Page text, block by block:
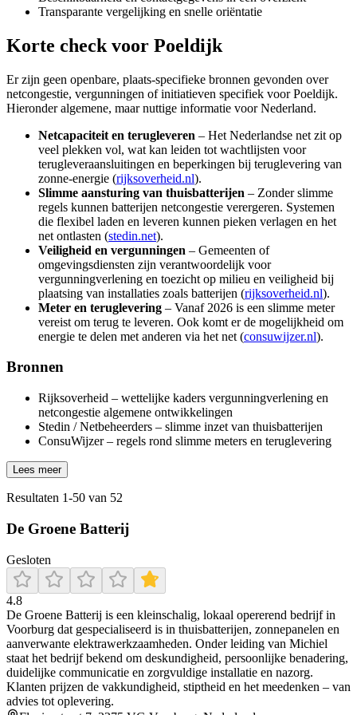
Transparante vergelijking en snelle oriëntatie
Korte check voor Poeldijk
Er zijn geen openbare, plaats-specifieke bronnen gevonden over
netcongestie, vergunningen of initiatieven specifiek voor Poeldijk.
Hieronder algemene, maar nuttige informatie voor Nederland.
Netcapaciteit en terugleveren – Het Nederlandse net zit op
veel plekken vol, wat kan leiden tot wachtlijsten voor
terugleveraansluitingen en beperkingen bij teruglevering van
zonne-energie (rijksoverheid.nl).
Slimme aansturing van thuisbatterijen – Zonder slimme
regels kunnen batterijen netcongestie verergeren. Systemen
die flexibel laden en leveren kunnen pieken verlagen en het
net ontlasten (stedin.net).
Veiligheid en vergunningen – Gemeenten of
omgevingsdiensten zijn verantwoordelijk voor
vergunningverlening en toezicht op milieu en veiligheid bij
plaatsing van installaties zoals batterijen (rijksoverheid.nl).
Meter en teruglevering – Vanaf 2026 is een slimme meter
vereist om terug te leveren. Ook komt er de mogelijkheid om
energie te delen met anderen via het net (consuwijzer.nl).
Bronnen
Rijksoverheid – wettelijke kaders vergunningverlening en
netcongestie algemene ontwikkelingen
Stedin / Netbeheerders – slimme inzet van thuisbatterijen
ConsuWijzer – regels rond slimme meters en teruglevering
Lees meer
Resultaten 1-50 van 52
De Groene Batterij
Gesloten
4.8
De Groene Batterij is een kleinschalig, lokaal opererend bedrijf in
Voorburg dat gespecialiseerd is in thuisbatterijen, zonnepanelen en
aanverwante elektrawerkzaamheden. Onder leiding van Michiel
staat het bedrijf bekend om deskundigheid, persoonlijke benadering,
duidelijke communicatie en zorgvuldige installatie en nazorg.
Klanten prijzen de vakkundigheid, stiptheid en het meedenken – van
advies tot oplevering.